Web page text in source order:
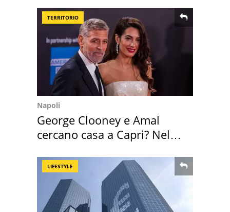
TERRITORIO
Napoli
George Clooney e Amal
cercano casa a Capri? Nel
LIFESTYLE